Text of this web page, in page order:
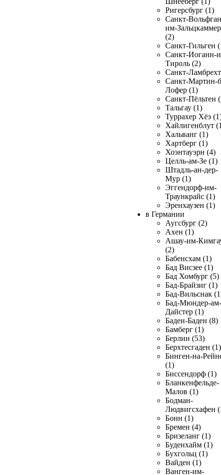
Ригерсбург (1)
Санкт-
им-
(2)
Санкт-Гильген
Санкт-Иоганн-
Тироль (2)
Санкт-
Санкт-Мартин-
Лофер (1)
Санкт-Пёльтен
Тальгау (1)
Туррахер Хёэ
Хайлигенблут
Хальванг (1)
Хартберг (1)
Хоэнтауэрн (4)
Целль-ам-Зе (1)
Штадль-ан-дер-
Мур (1)
Эггендорф-им-
Траункрайс (1)
Эренхаузен (1)
в Германии
Аугсбург (2)
Ахен (1)
Ашау-им-
(2)
Бабенсхам (1)
Бад Висзее (1)
Бад Хомбург (5)
Бад-Брайзиг (1)
Бад-Вильснак
Бад-Мюндер-ам-
Дайстер (1)
Баден-Баден (8)
Бамберг (1)
Берлин (53)
Берхтесгаден (1)
Бинген-на-
(1)
Биссендорф (1)
Бланкенфельде-
Малов (1)
Бодман-
Людвигсхафен
Бонн (1)
Бремен (4)
Бризеланг (1)
Буденхайм (1)
Бухгольц (1)
Вайден (1)
Ванген-им-